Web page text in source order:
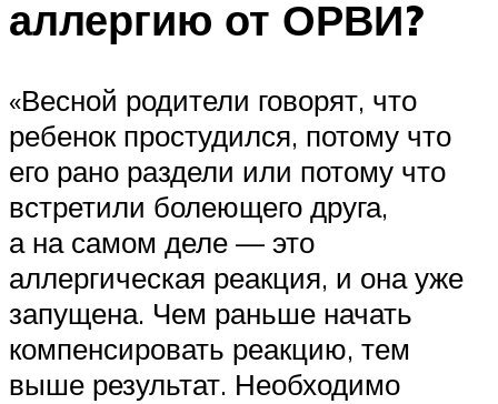
аллергию от ОРВИ?
«Весной родители говорят, что
ребенок простудился, потому что
его рано раздели или потому что
встретили болеющего друга,
а на самом деле — это
аллергическая реакция, и она уже
запущена. Чем раньше начать
компенсировать реакцию, тем
выше результат. Необходимо